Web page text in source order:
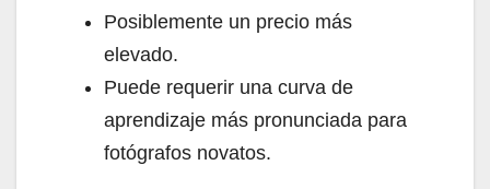
Posiblemente un precio más
elevado.
Puede requerir una curva de
aprendizaje más pronunciada para
fotógrafos novatos.